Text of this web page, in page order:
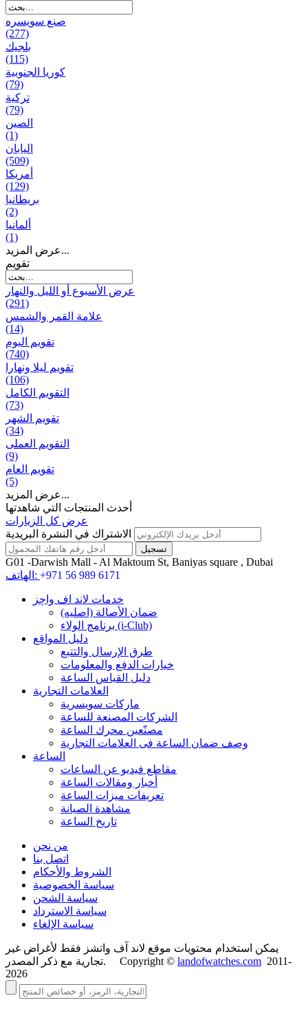
صنع سویسره
(277)
بلجيك
(115)
كوريا الجنوبية
(79)
تركية
(79)
الصين
(1)
اليابان
(509)
أمريكا
(129)
بریطانیا
(2)
ألمانيا
(1)
عرض المزيد...
تقويم
عرض الأسبوع أو الليل والنهار
(291)
علامة القمر والشمس
(14)
تقویم الیوم
(740)
تقويم ليلا ونهارا
(106)
التقويم الكامل
(73)
تقويم الشهر
(34)
التقويم العملی
(9)
تقويم العام
(5)
عرض المزيد...
أحدث المنتجات التي شاهدتها
عرض كل الزيارات
الاشتراك في النشرة البريدية
G01 -Darwish Mall - Al Maktoum St, Baniyas square , Dubai
الهاتف: +971 56 989 6171
خدمات لاند اف واچز
ضمان الأصالة (اصلیه)
برنامج الولاء (i-Club)
دليل المواقع
طرق الإرسال والتتبع
خيارات الدفع والمعلومات
دليل القياس الساعة
العلامات التجارية
ماركات سويسرية
الشركات المصنعة للساعة
مصنّعين محرك الساعة
وصف ضمان الساعة فی العلامات التجارية
الساعة
مقاطع فيديو عن الساعات
أخبار ومقالات الساعة
تعريفات ميزات الساعة
مشاهدة الصيانة
تاريخ الساعة
من نحن
اتصل بنا
الشروط والأحكام
سياسة الخصوصية
سياسة الشحن
سياسة الاسترداد
سياسة الإلغاء
يمكن استخدام محتويات موقع لاند آف واتشز فقط لأغراض غير
تجارية مع ذكر المصدر. Copyright © landofwatches.com 2011-
2026